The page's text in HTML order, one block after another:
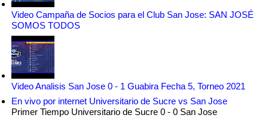
Video Campaña de Socios para el Club San Jose: SAN JOSÉ
SOMOS TODOS
Video Analisis San Jose 0 - 1 Guabira Fecha 5, Torneo 2021
En vivo por internet Universitario de Sucre vs San Jose
Primer Tiempo Universitario de Sucre 0 - 0 San Jose